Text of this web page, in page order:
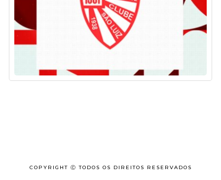
COPYRIGHT Ⓒ TODOS OS DIREITOS RESERVADOS